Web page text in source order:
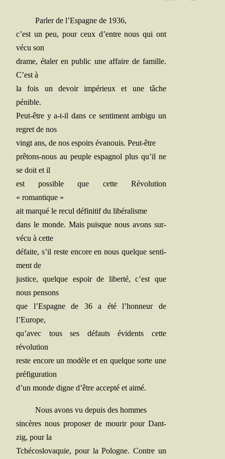
Par­ler de l’Espagne de 1936,
c’est un peu, pour ceux d’entre nous qui ont
vécu son
drame, éta­ler en public une affaire de famille.
C’est à
la fois un devoir impé­rieux et une tâche
pénible.
Peut-être y a‑t-il dans ce sen­ti­ment ambi­gu un
regret de nos
vingt ans, de nos espoirs éva­nouis. Peut-être
prê­tons-nous au peuple espa­gnol plus qu’il ne
se doit et il
est pos­sible que cette Révo­lu­tion
« romantique »
ait mar­qué le recul défi­ni­tif du libéralisme
dans le monde. Mais puisque nous avons sur­
vé­cu à cette
défaite, s’il reste encore en nous quelque sen­ti­
ment de
jus­tice, quelque espoir de liber­té, c’est que
nous pensons
que l’Espagne de 36 a été l’honneur de
l’Europe,
qu’avec tous ses défauts évi­dents cette
révolution
reste encore un modèle et en quelque sorte une
préfiguration
d’un monde digne d’être accep­té et aimé.
Nous avons vu depuis des hommes
sin­cères nous pro­po­ser de mou­rir pour Dant­
zig, pour la
Tché­co­slo­va­quie, pour la Pologne. Contre un